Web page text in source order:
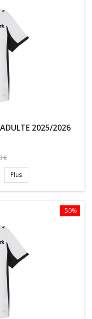
2025/2026
€
Plus
-50%